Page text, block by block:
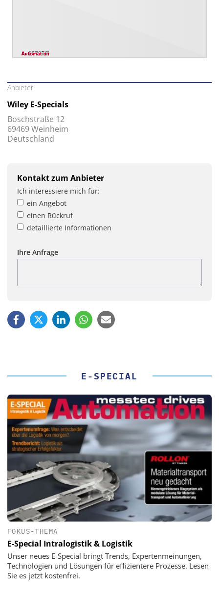
Anbieter
Wiley E-Specials
Boschstraße 12
69469 Weinheim
Deutschland
Kontakt zum Anbieter
Ich interessiere mich für:
ein Angebot
einen Rückruf
detaillierte Informationen
Ihre Anfrage
E-SPECIAL
FOKUS-THEMA
E-Special Intralogistik & Logistik
Unser neues E-Special bringt Trends, Expertenmeinungen,
Technologien und Lösungen für effizientere Prozesse. Lesen
Sie es jetzt kostenfrei.